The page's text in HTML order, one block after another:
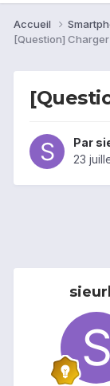
Accueil
[Question]
Par
23